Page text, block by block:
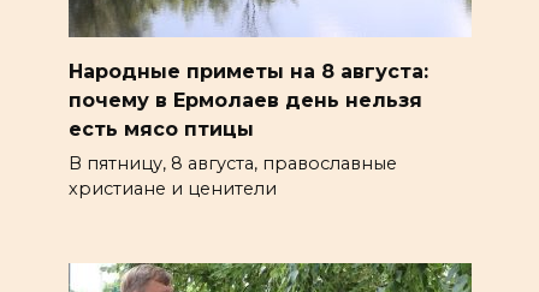
Народные приметы на 8 августа:
почему в Ермолаев день нельзя
есть мясо птицы
В пятницу, 8 августа, православные
христиане и ценители